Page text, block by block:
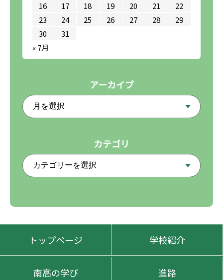
16
17 18 19 20 21
22
23
24 25 26 27 28
29
30
31
« 7月
アーカイブ
カテゴリ
トップページ 学校紹介
南高の学び 進路